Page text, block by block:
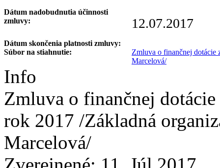
Dátum nadobudnutia účinnosti
zmluvy:
12.07.2017
Dátum skončenia platnosti zmluvy:
Súbor na stiahnutie:
Zmluva o finančnej dotácie
Marcelová/
Info
Zmluva o finančnej
rok 2017 /Základná
Marcelová/